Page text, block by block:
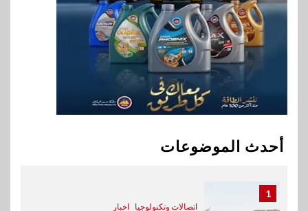
أحدث الموضوعات
9
اقتصاد
وزيرا التخطيط والبترول يبحثان
جهود تحقيق أمن الطاقة
اقتصاد
المخاوف بشأن مستقبل الملاحة
في مضيق هرمز
1
اتصالات وتكنولوجيا اخبار